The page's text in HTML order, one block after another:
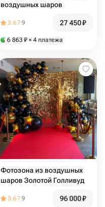
воздушных шаров
3.679 27 450₽
6 863 ₽ × 4 платежа
Фотозона из воздушных
шаров Золотой Голливуд
3.679 96 000₽